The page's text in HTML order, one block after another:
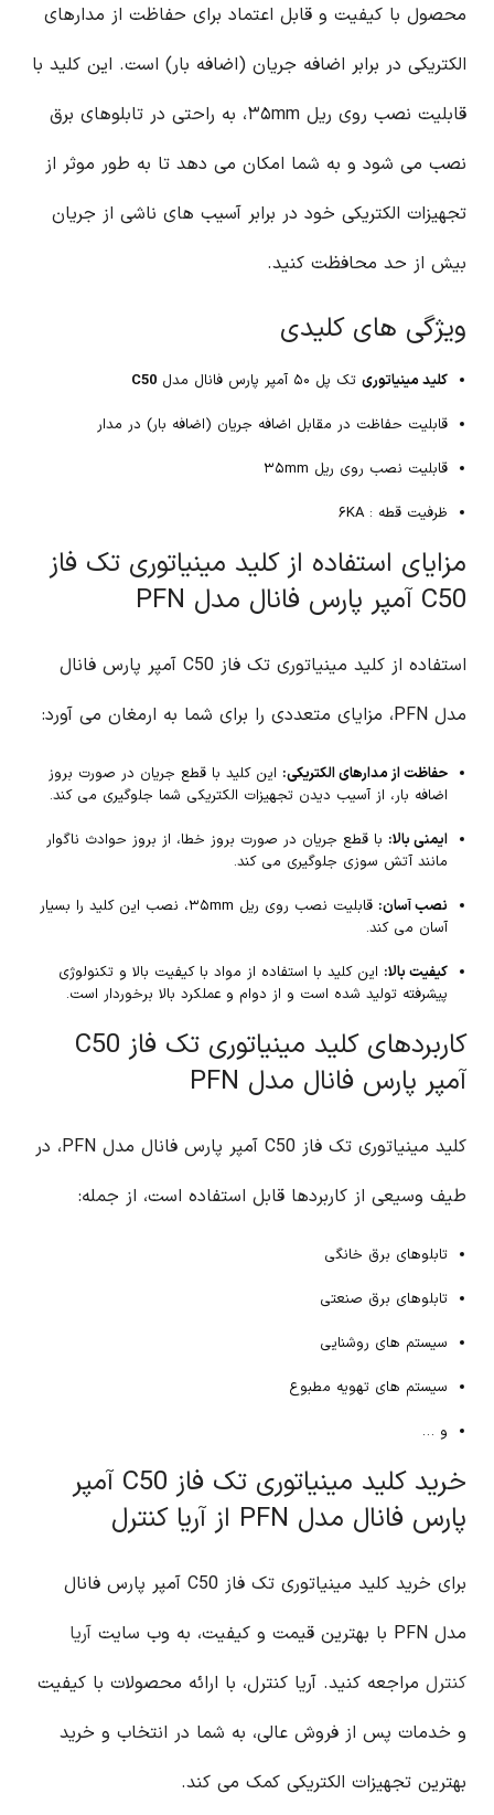
محصول با کیفیت و قابل اعتماد برای حفاظت از مدارهای
الکتریکی در برابر اضافه جریان (اضافه بار) است. این کلید با
قابلیت نصب روی ریل ۳۵mm، به راحتی در تابلوهای برق
نصب می شود و به شما امکان می دهد تا به طور موثر از
تجهیزات الکتریکی خود در برابر آسیب های ناشی از جریان
بیش از حد محافظت کنید.
ویژگی های کلیدی
کلید مینیاتوری تک پل ۵۰ آمپر پارس فانال مدل
C50
قابلیت حفاظت در مقابل اضافه جریان (اضافه بار) در مدار
قابلیت نصب روی ریل ۳۵mm
ظرفیت قطه : ۶KA
مزایای استفاده از کلید مینیاتوری تک فاز
C50 آمپر پارس فانال مدل PFN
استفاده از کلید مینیاتوری تک فاز C50 آمپر پارس فانال
مدل PFN، مزایای متعددی را برای شما به ارمغان می آورد:
حفاظت از مدارهای الکتریکی: این کلید با قطع جریان در صورت بروز
اضافه بار، از آسیب دیدن تجهیزات الکتریکی شما جلوگیری می کند.
ایمنی بالا: با قطع جریان در صورت بروز خطا، از بروز حوادث ناگوار
مانند آتش سوزی جلوگیری می کند.
نصب آسان:
قابلیت نصب روی ریل ۳۵mm، نصب این کلید را بسیار
آسان می کند.
کیفیت بالا: این کلید با استفاده از مواد با کیفیت بالا و تکنولوژی
پیشرفته تولید شده است و از دوام و عملکرد بالا برخوردار است.
کاربردهای کلید مینیاتوری تک فاز C50
آمپر پارس فانال مدل PFN
کلید مینیاتوری تک فاز C50 آمپر پارس فانال مدل PFN، در
طیف وسیعی از کاربردها قابل استفاده است، از جمله:
تابلوهای برق خانگی
تابلوهای برق صنعتی
سیستم های روشنایی
سیستم های تهویه مطبوع
و …
خرید کلید مینیاتوری تک فاز C50 آمپر
پارس فانال مدل PFN از آریا کنترل
برای خرید کلید مینیاتوری تک فاز C50 آمپر پارس فانال
مدل PFN با بهترین قیمت و کیفیت، به وب سایت
آریا
کنترل مراجعه کنید. آریا کنترل، با ارائه محصولات با کیفیت
و خدمات پس از فروش عالی، به شما در انتخاب و خرید
بهترین تجهیزات الکتریکی کمک می کند.